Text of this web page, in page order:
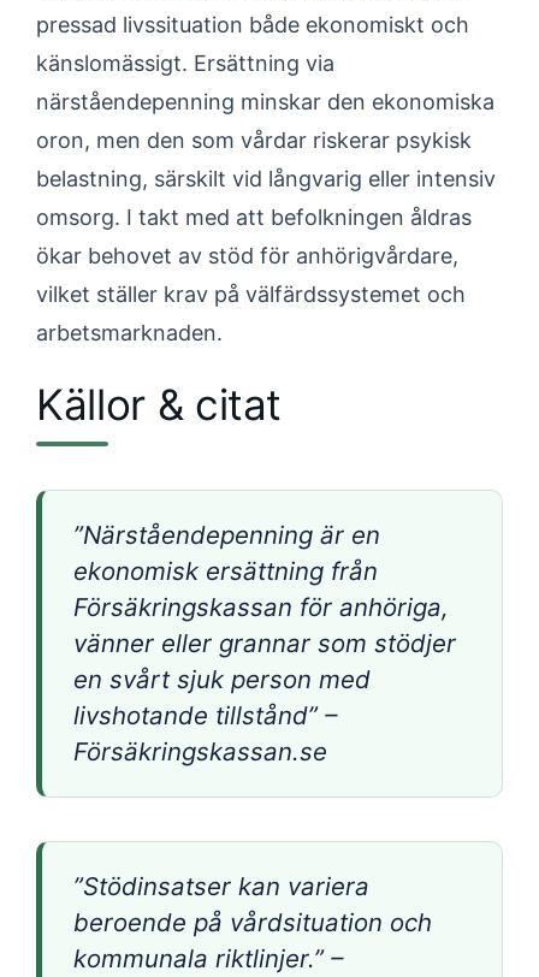
pressad livssituation både ekonomiskt och
känslomässigt. Ersättning via
närståendepenning minskar den ekonomiska
oron, men den som vårdar riskerar psykisk
belastning, särskilt vid långvarig eller intensiv
omsorg. I takt med att befolkningen åldras
ökar behovet av stöd för anhörigvårdare,
vilket ställer krav på välfärdssystemet och
arbetsmarknaden.
Källor & citat
”Närståendepenning är en
ekonomisk ersättning från
Försäkringskassan för anhöriga,
vänner eller grannar som stödjer
en svårt sjuk person med
livshotande tillstånd” –
Försäkringskassan.se
”Stödinsatser kan variera
beroende på vårdsituation och
kommunala riktlinjer.” –